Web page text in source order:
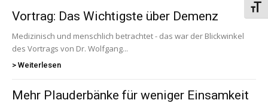
Vortrag: Das Wichtigste über Demenz
Medizinisch und menschlich betrachtet - das war der Blickwinkel
des Vortrags von Dr. Wolfgang...
> Weiterlesen
Mehr Plauderbänke für weniger Einsamkeit